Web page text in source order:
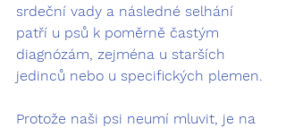
srdeční vady a následné selhání
patří u psů k poměrně častým
diagnózám, zejména u starších
jedinců nebo u specifických plemen.
Protože naši psi neumí mluvit, je na